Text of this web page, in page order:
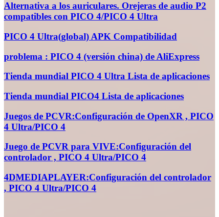
Alternativa a los auriculares. Orejeras de audio P2
compatibles con PICO 4/PICO 4 Ultra
PICO 4 Ultra(global) APK Compatibilidad
problema : PICO 4 (versión china) de AliExpress
Tienda mundial PICO 4 Ultra Lista de aplicaciones
Tienda mundial PICO4 Lista de aplicaciones
Juegos de PCVR:Configuración de OpenXR , PICO
4 Ultra/PICO 4
Juego de PCVR para VIVE:Configuración del
controlador , PICO 4 Ultra/PICO 4
4DMEDIAPLAYER:Configuración del controlador
, PICO 4 Ultra/PICO 4